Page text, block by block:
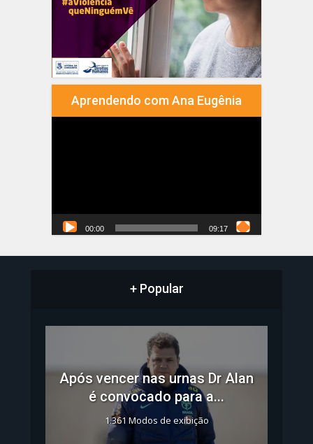
Aprendendo com Ana Eugênia
00:00 09:17
+ Popular
Após vencer nas urnas Dr Alan
é convocado para a...
1.361 Modos de exibição